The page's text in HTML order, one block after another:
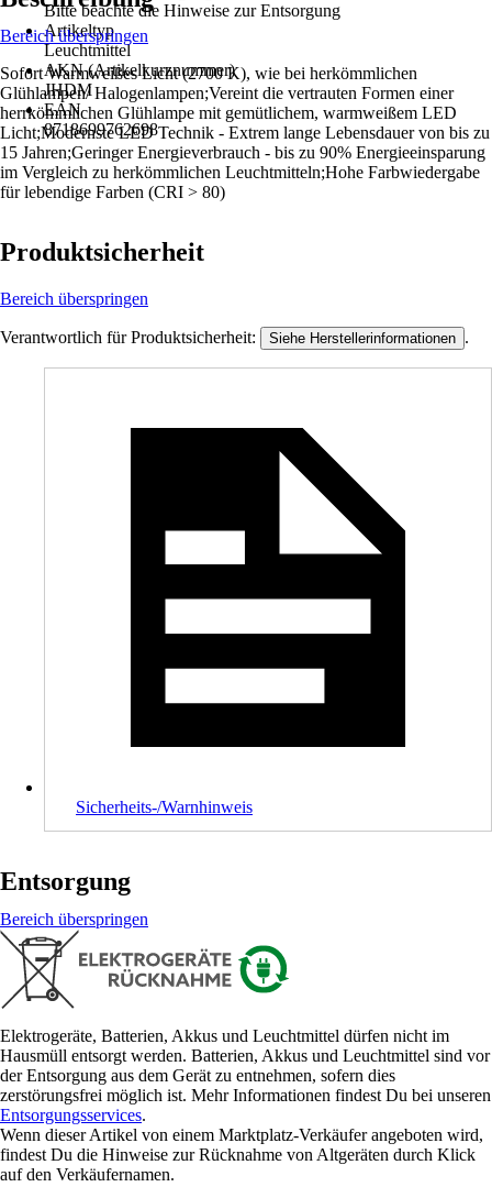
Bitte beachte die Hinweise zur Entsorgung
Artikeltyp
Leuchtmittel
AKN (Artikelkurznummer)
JHDM
EAN
8718699762698
Bereich überspringen
Sofort Warmweißes Licht (2700 K), wie bei herkömmlichen
Glühlampen/ Halogenlampen;Vereint die vertrauten Formen einer
herrkömmlichen Glühlampe mit gemütlichem, warmweißem LED
Licht;Modernste LED Technik - Extrem lange Lebensdauer von bis zu
15 Jahren;Geringer Energieverbrauch - bis zu 90% Energieeinsparung
im Vergleich zu herkömmlichen Leuchtmitteln;Hohe Farbwiedergabe
für lebendige Farben (CRI > 80)
Produktsicherheit
Bereich überspringen
Verantwortlich für Produktsicherheit: Siehe Herstellerinformationen .
Sicherheits-/Warnhinweis
Entsorgung
Bereich überspringen
Elektrogeräte, Batterien, Akkus und Leuchtmittel dürfen nicht im
Hausmüll entsorgt werden. Batterien, Akkus und Leuchtmittel sind vor
der Entsorgung aus dem Gerät zu entnehmen, sofern dies
zerstörungsfrei möglich ist. Mehr Informationen findest Du bei unseren
Entsorgungsservices.
Wenn dieser Artikel von einem Marktplatz-Verkäufer angeboten wird,
findest Du die Hinweise zur Rücknahme von Altgeräten durch Klick
auf den Verkäufernamen.